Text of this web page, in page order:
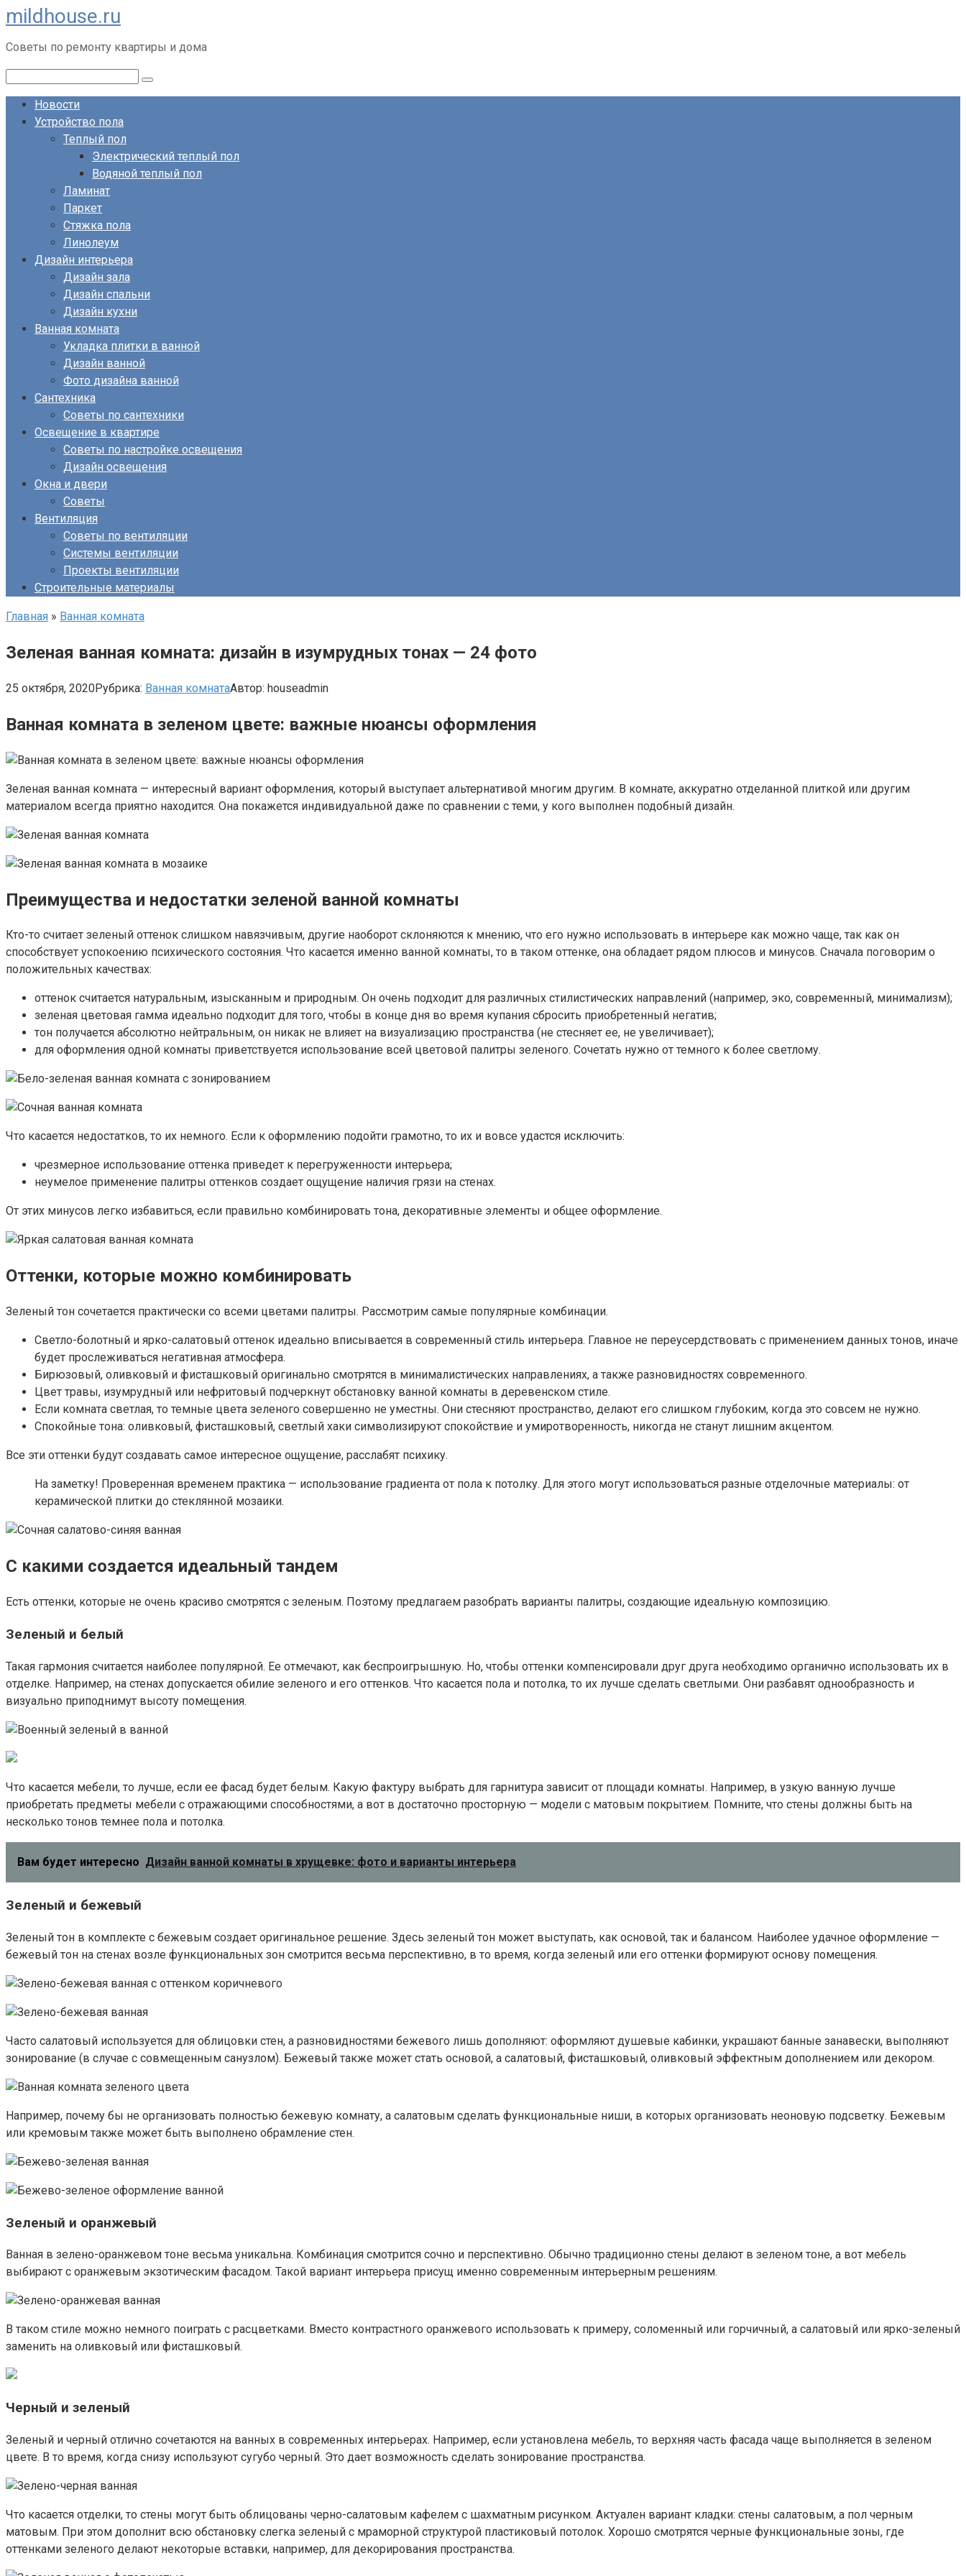
Перейти
к
контенту
mildhouse.ru
Советы по ремонту квартиры и дома
Новости
Устройство пола
Теплый пол
Электрический теплый пол
Водяной теплый пол
Ламинат
Паркет
Стяжка пола
Линолеум
Дизайн интерьера
Дизайн зала
Дизайн спальни
Дизайн кухни
Ванная комната
Укладка плитки в ванной
Дизайн ванной
Фото дизайна ванной
Сантехника
Советы по сантехники
Освещение в квартире
Советы по настройке освещения
Дизайн освещения
Окна и двери
Советы
Вентиляция
Советы по вентиляции
Системы вентиляции
Проекты вентиляции
Строительные материалы
Главная » Ванная комната
Зеленая ванная комната: дизайн в изумрудных тонах — 24 фото
25 октября, 2020Рубрика: Ванная комнатаАвтор: houseadmin
Ванная комната в зеленом цвете: важные нюансы оформления
Зеленая ванная комната — интересный вариант оформления, который выступает альтернативой многим другим. В комнате, аккуратно отделанной плиткой или другим
материалом всегда приятно находится. Она покажется индивидуальной даже по сравнении с теми, у кого выполнен подобный дизайн.
Преимущества и недостатки зеленой ванной комнаты
Кто-то считает зеленый оттенок слишком навязчивым, другие наоборот склоняются к мнению, что его нужно использовать в интерьере как можно чаще, так как он
способствует успокоению психического состояния. Что касается именно ванной комнаты, то в таком оттенке, она обладает рядом плюсов и минусов. Сначала поговорим о
положительных качествах:
оттенок считается натуральным, изысканным и природным. Он очень подходит для различных стилистических направлений (например, эко, современный, минимализм);
зеленая цветовая гамма идеально подходит для того, чтобы в конце дня во время купания сбросить приобретенный негатив;
тон получается абсолютно нейтральным, он никак не влияет на визуализацию пространства (не стесняет ее, не увеличивает);
для оформления одной комнаты приветствуется использование всей цветовой палитры зеленого. Сочетать нужно от темного к более светлому.
Что касается недостатков, то их немного. Если к оформлению подойти грамотно, то их и вовсе удастся исключить:
чрезмерное использование оттенка приведет к перегруженности интерьера;
неумелое применение палитры оттенков создает ощущение наличия грязи на стенах.
От этих минусов легко избавиться, если правильно комбинировать тона, декоративные элементы и общее оформление.
Оттенки, которые можно комбинировать
Зеленый тон сочетается практически со всеми цветами палитры. Рассмотрим самые популярные комбинации.
Светло-болотный и ярко-салатовый оттенок идеально вписывается в современный стиль интерьера. Главное не переусердствовать с применением данных тонов, иначе
будет прослеживаться негативная атмосфера.
Бирюзовый, оливковый и фисташковый оригинально смотрятся в минималистических направлениях, а также разновидностях современного.
Цвет травы, изумрудный или нефритовый подчеркнут обстановку ванной комнаты в деревенском стиле.
Если комната светлая, то темные цвета зеленого совершенно не уместны. Они стесняют пространство, делают его слишком глубоким, когда это совсем не нужно.
Спокойные тона: оливковый, фисташковый, светлый хаки символизируют спокойствие и умиротворенность, никогда не станут лишним акцентом.
Все эти оттенки будут создавать самое интересное ощущение, расслабят психику.
На заметку! Проверенная временем практика — использование градиента от пола к потолку. Для этого могут использоваться разные отделочные материалы: от
керамической плитки до стеклянной мозаики.
С какими создается идеальный тандем
Есть оттенки, которые не очень красиво смотрятся с зеленым. Поэтому предлагаем разобрать варианты палитры, создающие идеальную композицию.
Зеленый и белый
Такая гармония считается наиболее популярной. Ее отмечают, как беспроигрышную. Но, чтобы оттенки компенсировали друг друга необходимо органично использовать их в
отделке. Например, на стенах допускается обилие зеленого и его оттенков. Что касается пола и потолка, то их лучше сделать светлыми. Они разбавят однообразность и
визуально приподнимут высоту помещения.
Что касается мебели, то лучше, если ее фасад будет белым. Какую фактуру выбрать для гарнитура зависит от площади комнаты. Например, в узкую ванную лучше
приобретать предметы мебели с отражающими способностями, а вот в достаточно просторную — модели с матовым покрытием. Помните, что стены должны быть на
несколько тонов темнее пола и потолка.
Вам будет интересно Дизайн ванной комнаты в хрущевке: фото и варианты интерьера
Зеленый и бежевый
Зеленый тон в комплекте с бежевым создает оригинальное решение. Здесь зеленый тон может выступать, как основой, так и балансом. Наиболее удачное оформление —
бежевый тон на стенах возле функциональных зон смотрится весьма перспективно, в то время, когда зеленый или его оттенки формируют основу помещения.
Часто салатовый используется для облицовки стен, а разновидностями бежевого лишь дополняют: оформляют душевые кабинки, украшают банные занавески, выполняют
зонирование (в случае с совмещенным санузлом). Бежевый также может стать основой, а салатовый, фисташковый, оливковый эффектным дополнением или декором.
Например, почему бы не организовать полностью бежевую комнату, а салатовым сделать функциональные ниши, в которых организовать неоновую подсветку. Бежевым
или кремовым также может быть выполнено обрамление стен.
Зеленый и оранжевый
Ванная в зелено-оранжевом тоне весьма уникальна. Комбинация смотрится сочно и перспективно. Обычно традиционно стены делают в зеленом тоне, а вот мебель
выбирают с оранжевым экзотическим фасадом. Такой вариант интерьера присущ именно современным интерьерным решениям.
В таком стиле можно немного поиграть с расцветками. Вместо контрастного оранжевого использовать к примеру, соломенный или горчичный, а салатовый или ярко-зеленый
заменить на оливковый или фисташковый.
Черный и зеленый
Зеленый и черный отлично сочетаются на ванных в современных интерьерах. Например, если установлена мебель, то верхняя часть фасада чаще выполняется в зеленом
цвете. В то время, когда снизу используют сугубо черный. Это дает возможность сделать зонирование пространства.
Что касается отделки, то стены могут быть облицованы черно-салатовым кафелем с шахматным рисунком. Актуален вариант кладки: стены салатовым, а пол черным
матовым. При этом дополнит всю обстановку слегка зеленый с мраморной структурой пластиковый потолок. Хорошо смотрятся черные функциональные зоны, где
оттенками зеленого делают некоторые вставки, например, для декорирования пространства.